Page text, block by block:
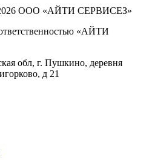
ООО «АЙТИ СЕРВИСЕЗ»
«АЙТИ
обл, г. Пушкино, деревня
д 21